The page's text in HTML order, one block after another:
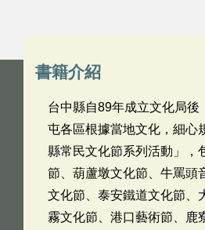
書籍介紹
台中縣自89年成立文化局後
屯各區根據當地文化，細心
縣常民文化節系列活動」，
節、葫蘆墩文化節、牛罵頭
文化節、泰安鐵道文化節、
霧文化節、港口藝術節、鹿